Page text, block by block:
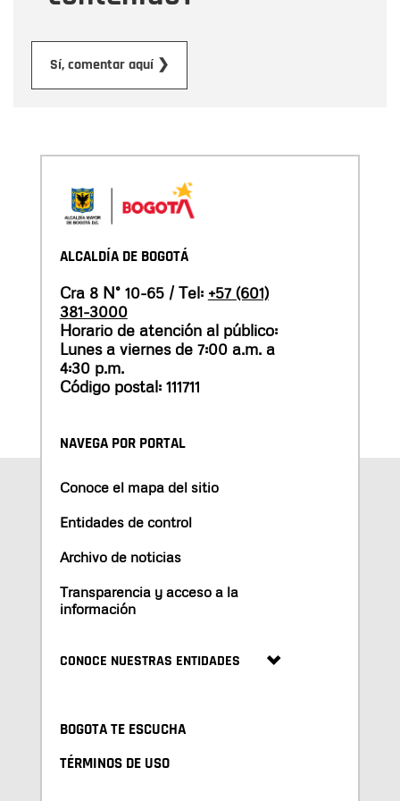
Sí, comentar aquí ❯
ALCALDÍA DE BOGOTÁ
Cra 8 N° 10-65 / Tel: +57 (601)
381-3000
Horario de atención al público:
Lunes a viernes de 7:00 a.m. a
4:30 p.m.
Código postal: 111711
NAVEGA POR PORTAL
Conoce el mapa del sitio
Entidades de control
Archivo de noticias
Transparencia y acceso a la
información
CONOCE NUESTRAS ENTIDADES
BOGOTA TE ESCUCHA
TÉRMINOS DE USO